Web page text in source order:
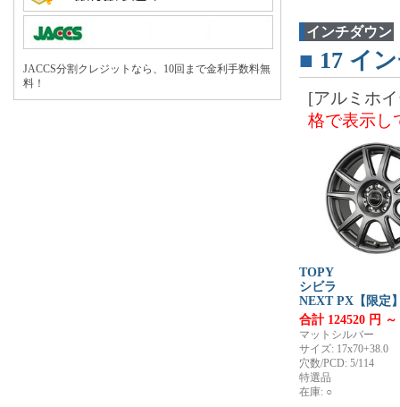
JACCS分割クレジットなら、10回まで金利手数料無
料！
インチダウン
■ 17 イ
[アルミホ
格で表示し
TOPY
シビラ
NEXT PX【限定
合計 124520 円 ～
マットシルバー
サイズ: 17x70+38.0
穴数/PCD: 5/114
特選品
在庫: ○